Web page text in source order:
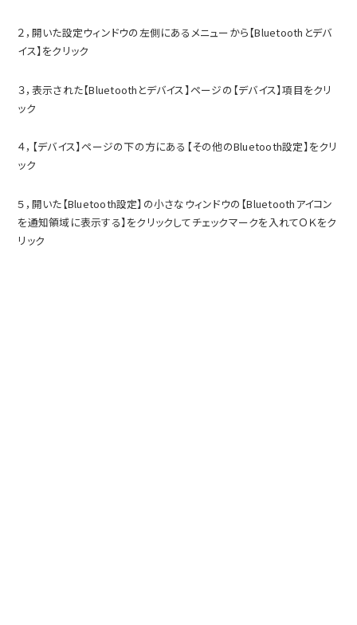
２，開いた設定ウィンドウの左側にあるメニューから【Bluetoothとデバ
イス】をクリック
３，表示された【Bluetoothとデバイス】ページの【デバイス】項目をクリ
ック
４，【デバイス】ページの下の方にある【その他のBluetooth設定】をクリ
ック
５，開いた【Bluetooth設定】の小さなウィンドウの【Bluetoothアイコン
を通知領域に表示する】をクリックしてチェックマークを入れてＯＫをク
リック